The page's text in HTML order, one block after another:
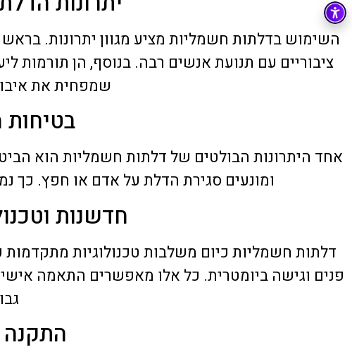
השימוש בדלתות חשמליות מציע מגוון יתרונות.
ציבוריים עם תנועת אנשים רבה. בנוסף, הן תורמות
שמפחית את
אחד היתרונות הבולטים של דלתות חשמליות הוא
ומונעים סגירת הדלת על אדם או חפץ. כך
חדשנות
דלתות חשמליות כיום משלבות טכנולוגיות
פנים וגישה ביומטרית. כל אלו מאפשרים התאמה